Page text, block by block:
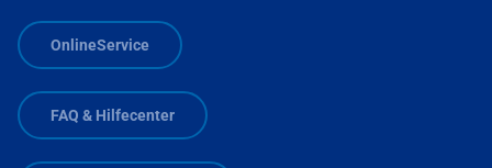
OnlineService
FAQ & Hilfecenter